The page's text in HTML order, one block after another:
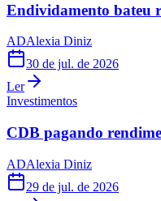
Endividamento bateu
ADAlexia Diniz
30 de jul. de 2026
Ler
Investimentos
CDB pagando
ADAlexia Diniz
29 de jul. de 2026